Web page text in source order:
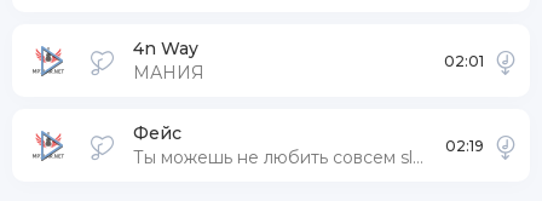
4n Way
МАНИЯ
02:01
Фейс
Ты можешь не любить совсем slowed
02:19